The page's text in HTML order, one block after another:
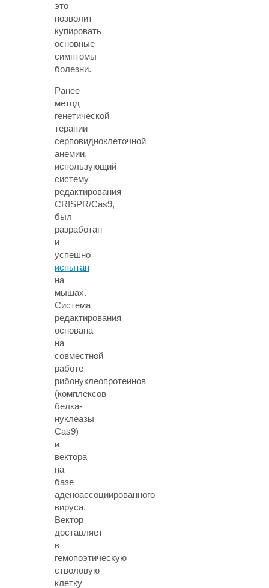
это
позволит
купировать
основные
симптомы
болезни.
Ранее
метод
генетической
терапии
серповидноклеточной
анемии,
использующий
систему
редактирования
CRISPR/Cas9,
был
разработан
и
успешно
испытан
на
мышах.
Система
редактирования
основана
на
совместной
работе
рибонуклеопротеинов
(комплексов
белка-
нуклеазы
Cas9)
и
вектора
на
базе
аденоассоциированного
вируса.
Вектор
доставляет
в
гемопоэтическую
стволовую
клетку